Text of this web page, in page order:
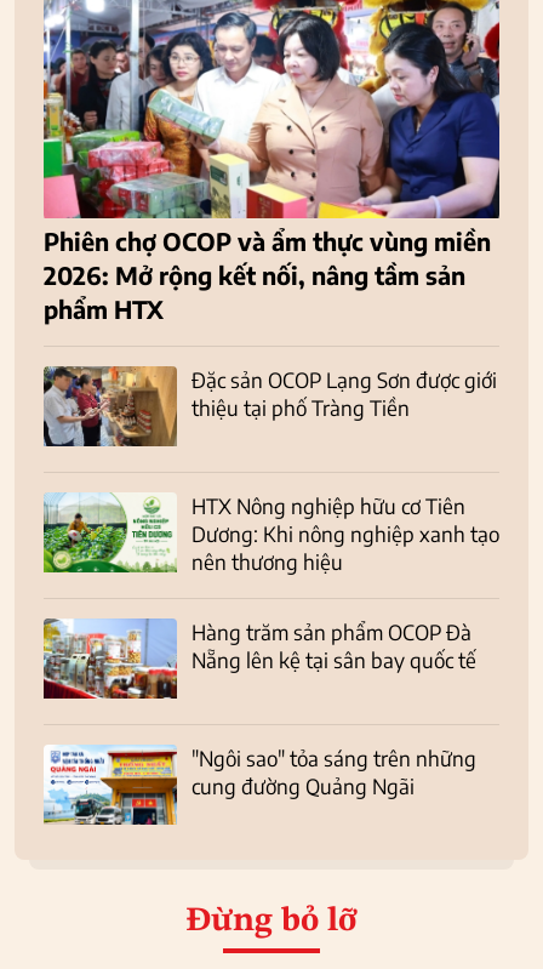
Phiên chợ OCOP và ẩm thực vùng miền
2026: Mở rộng kết nối, nâng tầm sản
phẩm HTX
Đặc sản OCOP Lạng Sơn được giới
thiệu tại phố Tràng Tiền
HTX Nông nghiệp hữu cơ Tiên
Dương: Khi nông nghiệp xanh tạo
nên thương hiệu
Hàng trăm sản phẩm OCOP Đà
Nẵng lên kệ tại sân bay quốc tế
"Ngôi sao" tỏa sáng trên những
cung đường Quảng Ngãi
Đừng bỏ lỡ